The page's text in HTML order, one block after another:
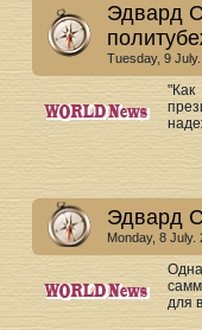
Эдвард
Tuesday, 9
Эдвард
Monday, 8 July.
для